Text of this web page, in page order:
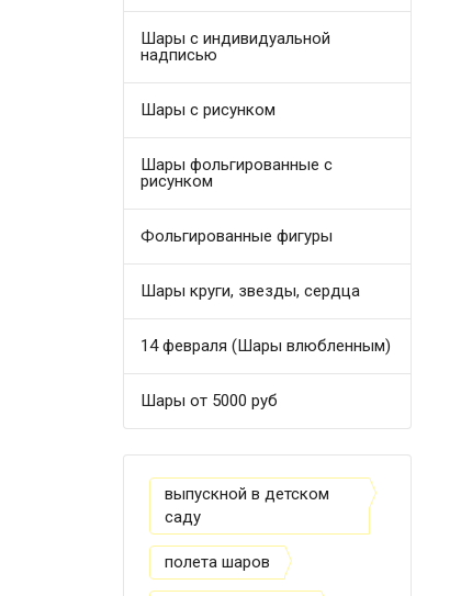
Шары с индивидуальной
надписью
Шары с рисунком
Шары фольгированные с
рисунком
Фольгированные фигуры
Шары круги, звезды, сердца
14 февраля (Шары влюбленным)
Шары от 5000 руб
выпускной в детском
саду
полета шаров